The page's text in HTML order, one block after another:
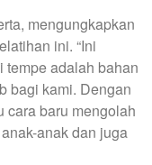
mengungkapkan
ini. “Ini
tempe adalah bahan
bagi kami. Dengan
cara baru mengolah
anak dan juga